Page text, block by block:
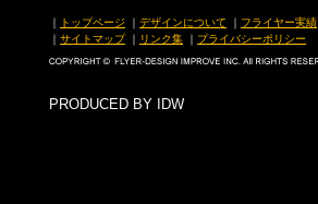
｜ トップページ ｜ デザインについて ｜ フライヤー実績
｜ サイトマップ｜ リンク集 ｜ プライバシーポリシー
PRODUCED BY IDW